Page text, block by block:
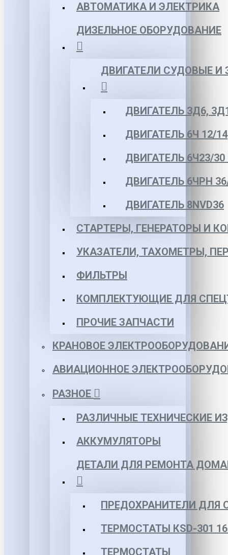
АВТОМАТИКА И ЭЛЕКТРИКА
ДИЗЕЛЬНОЕ ОБОРУДОВАНИЕ
ДВИГАТЕЛИ СУДОВЫЕ И
ДВИГАТЕЛЬ 3Д6,
ДВИГАТЕЛЬ 6Ч 12/14
ДВИГАТЕЛЬ 6Ч23/30
ДВИГАТЕЛЬ 6ЧРН
ДВИГАТЕЛЬ 8NVD36
СТАРТЕРЫ, ГЕНЕРАТОРЫ И
УКАЗАТЕЛИ, ТАХОМЕТРЫ,
ФИЛЬТРЫ
КОМПЛЕКТУЮЩИЕ ДЛЯ
ПРОЧИЕ ЗАПЧАСТИ
КРАНОВОЕ
АВИАЦИОННОЕ
РАЗНОЕ
РАЗЛИЧНЫЕ ТЕХНИЧЕСКИЕ
АККУМУЛЯТОРЫ
ДЕТАЛИ ДЛЯ РЕМОНТА
ПРЕДОХРАНИТЕЛИ ДЛЯ
ТЕРМОСТАТЫ КSD-301
ТЕРМОСТАТЫ